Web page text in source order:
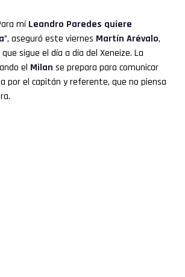
míLeandro Paredes quiere
”, aseguró este viernes Martín Arévalo,
sigue el día a día del Xeneize. La
el Milan se prepara para comunicar
por el capitán y referente, que no piensa